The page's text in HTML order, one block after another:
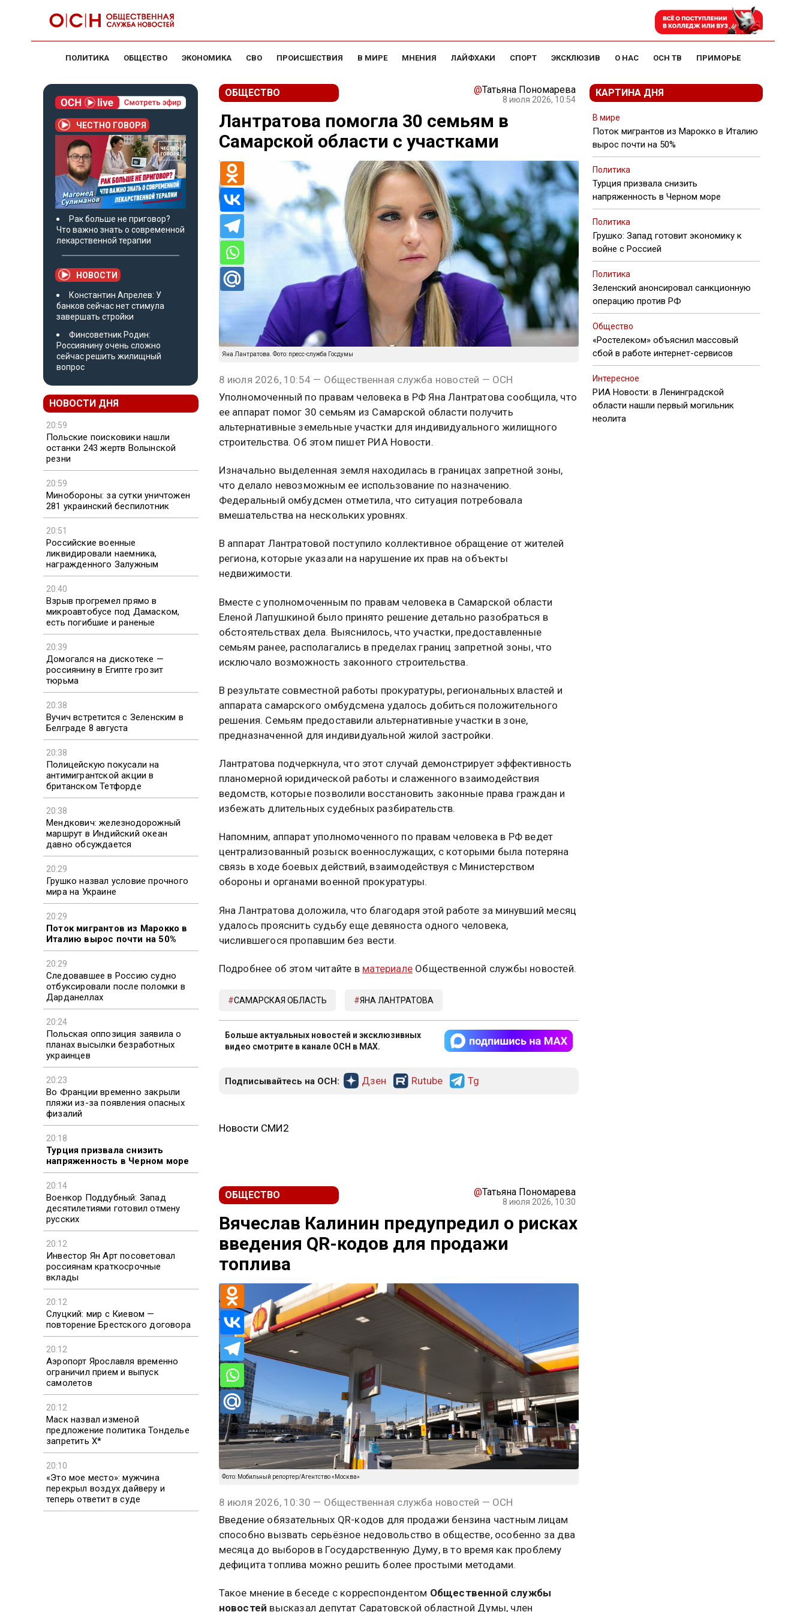
ПОЛИТИКА ОБЩЕСТВО ЭКОНОМИКА СВО ПРОИСШЕСТВИЯ В МИРЕ МНЕНИЯ ЛАЙФХАКИ СПОРТ ЭКСКЛЮЗИВ О НАС ОСН ТВ ПРИМОРЬЕ
ЧЕСТНО ГОВОРЯ
Рак больше не приговор?
Что важно знать о современной
лекарственной терапии
НОВОСТИ
Константин Апрелев: У
банков сейчас нет стимула
завершать стройки
Финсоветник Родин:
Россиянину очень сложно
сейчас решить жилищный
вопрос
НОВОСТИ ДНЯ
20:59
Польские поисковики нашли
останки 243 жертв Волынской
резни
20:59
Минобороны: за сутки уничтожен
281 украинский беспилотник
20:51
Российские военные
ликвидировали наемника,
награжденного Залужным
20:40
Взрыв прогремел прямо в
микроавтобусе под Дамаском,
есть погибшие и раненые
20:39
Домогался на дискотеке —
россиянину в Египте грозит
тюрьма
20:38
Вучич встретится с Зеленским в
Белграде 8 августа
20:38
Полицейскую покусали на
антимигрантской акции в
британском Тетфорде
20:38
Мендкович: железнодорожный
маршрут в Индийский океан
давно обсуждается
20:29
Грушко назвал условие прочного
мира на Украине
20:29
Поток мигрантов из Марокко в
Италию вырос почти на 50%
20:29
Следовавшее в Россию судно
отбуксировали после поломки в
Дарданеллах
20:24
Польская оппозиция заявила о
планах высылки безработных
украинцев
20:23
Во Франции временно закрыли
пляжи из-за появления опасных
физалий
20:18
Турция призвала снизить
напряженность в Черном море
20:14
Военкор Поддубный: Запад
десятилетиями готовил отмену
русских
20:12
Инвестор Ян Арт посоветовал
россиянам краткосрочные
вклады
20:12
Слуцкий: мир с Киевом —
повторение Брестского договора
20:12
Аэропорт Ярославля временно
ограничил прием и выпуск
самолетов
20:12
Маск назвал изменой
предложение политика Тонделье
запретить X*
20:10
«Это мое место»: мужчина
перекрыл воздух дайверу и
теперь ответит в суде
ОБЩЕСТВО @Татьяна Пономарева
8 июля 2026, 10:54
Лантратова помогла 30 семьям в
Самарской области с участками
Яна Лантратова. Фото: пресс-служба Госдумы
8 июля 2026, 10:54 — Общественная служба новостей — ОСН
Уполномоченный по правам человека в РФ Яна Лантратова сообщила, что
ее аппарат помог 30 семьям из Самарской области получить
альтернативные земельные участки для индивидуального жилищного
строительства. Об этом пишет РИА Новости.
Изначально выделенная земля находилась в границах запретной зоны,
что делало невозможным ее использование по назначению.
Федеральный омбудсмен отметила, что ситуация потребовала
вмешательства на нескольких уровнях.
В аппарат Лантратовой поступило коллективное обращение от жителей
региона, которые указали на нарушение их прав на объекты
недвижимости.
Вместе с уполномоченным по правам человека в Самарской области
Еленой Лапушкиной было принято решение детально разобраться в
обстоятельствах дела. Выяснилось, что участки, предоставленные
семьям ранее, располагались в пределах границ запретной зоны, что
исключало возможность законного строительства.
В результате совместной работы прокуратуры, региональных властей и
аппарата самарского омбудсмена удалось добиться положительного
решения. Семьям предоставили альтернативные участки в зоне,
предназначенной для индивидуальной жилой застройки.
Лантратова подчеркнула, что этот случай демонстрирует эффективность
планомерной юридической работы и слаженного взаимодействия
ведомств, которые позволили восстановить законные права граждан и
избежать длительных судебных разбирательств.
Напомним, аппарат уполномоченного по правам человека в РФ ведет
централизованный розыск военнослужащих, с которыми была потеряна
связь в ходе боевых действий, взаимодействуя с Министерством
обороны и органами военной прокуратуры.
Яна Лантратова доложила, что благодаря этой работе за минувший месяц
удалось прояснить судьбу еще девяноста одного человека,
числившегося пропавшим без вести.
Подробнее об этом читайте в материалеОбщественной службы новостей.
САМАРСКАЯ ОБЛАСТЬ ЯНА ЛАНТРАТОВА
Больше актуальных новостей и эксклюзивных
видео смотрите в канале ОСН в MAX.
Подписывайтесь на ОСН: Дзен Rutube Tg
Новости СМИ2
ОБЩЕСТВО @Татьяна Пономарева
8 июля 2026, 10:30
Вячеслав Калинин предупредил о рисках
введения QR-кодов для продажи
топлива
Фото: Мобильный репортер/Агентство «Москва»
8 июля 2026, 10:30 — Общественная служба новостей — ОСН
Введение обязательных QR-кодов для продажи бензина частным лицам
способно вызвать серьёзное недовольство в обществе, особенно за два
месяца до выборов в Государственную Думу, в то время как проблему
дефицита топлива можно решить более простыми методами.
Такое мнение в беседе с корреспондентом Общественной службы
новостей высказал депутат Саратовской областной Думы, член
КАРТИНА ДНЯ
В мире
Поток мигрантов из Марокко в Италию
вырос почти на 50%
Политика
Турция призвала снизить
напряженность в Черном море
Политика
Грушко: Запад готовит экономику к
войне с Россией
Политика
Зеленский анонсировал санкционную
операцию против РФ
Общество
«Ростелеком» объяснил массовый
сбой в работе интернет-сервисов
Интересное
РИА Новости: в Ленинградской
области нашли первый могильник
неолита